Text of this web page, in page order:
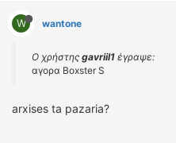
W wantone
Ο χρήστης gavriil1 έγραψε:
αγορα Boxster S
arxises ta pazaria?